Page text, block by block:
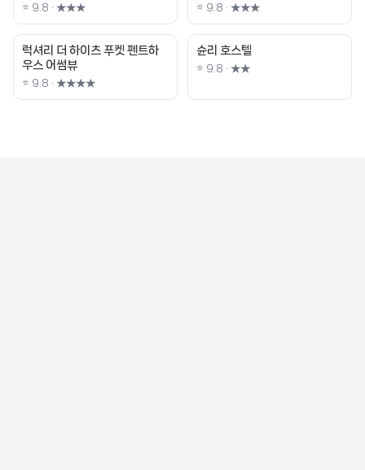
⭐ 9.8 · ★★★ ⭐ 9.8 · ★★★
럭셔리 더 하이츠 푸켓 펜트하
우스 어썸뷰
⭐ 9.8 · ★★★★
슌리 호스텔
⭐ 9.8 · ★★